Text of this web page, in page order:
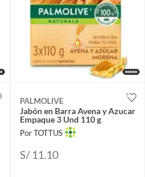
PALMOLIVE
Jabón en Barra Avena y Azucar
Empaque 3 Und 110 g
Por TOTTUS
S/ 11.10